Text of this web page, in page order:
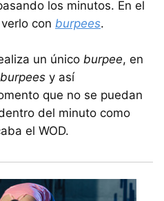
los minutos. En el
con burpees.
un único burpee, en
burpees y así
que no se puedan
del minuto como
el WOD.